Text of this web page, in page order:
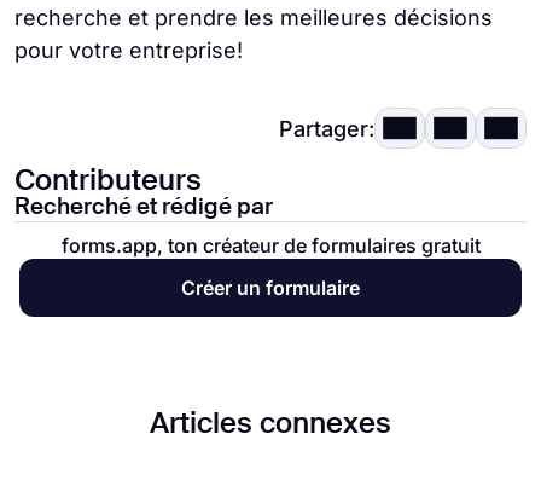
recherche et prendre les meilleures décisions
pour votre entreprise!
Partager:
Contributeurs
Recherché et rédigé par
forms.app, ton créateur de formulaires gratuit
Créer un formulaire
Articles connexes